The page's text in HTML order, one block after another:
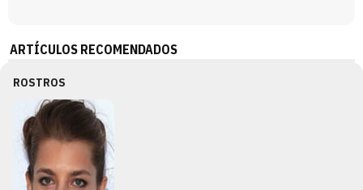
ARTÍCULOS RECOMENDADOS
ROSTROS